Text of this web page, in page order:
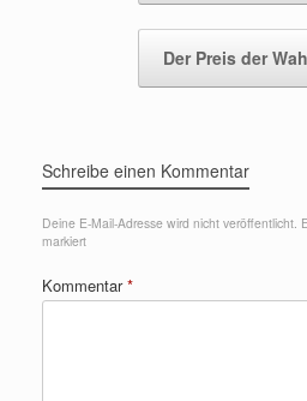
Der Preis der
Schreibe einen Kommentar
Deine E-Mail-Adresse wird nicht veröffentlicht.
markiert
Kommentar*